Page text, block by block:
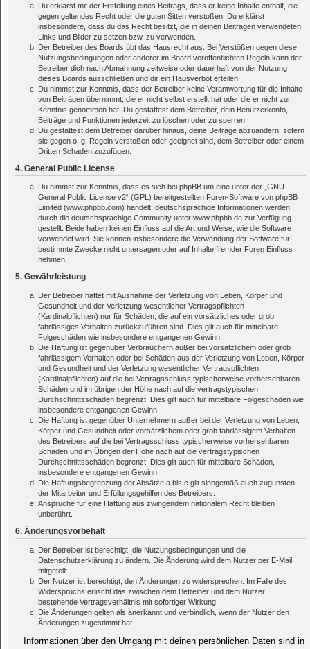
Du erklärst mit der Erstellung eines Beitrags, dass er keine Inhalte enthält, die
gegen geltendes Recht oder die guten Sitten verstoßen. Du erklärst
insbesondere, dass du das Recht besitzt, die in deinen Beiträgen verwendeten
Links und Bilder zu setzen bzw. zu verwenden.
Der Betreiber des Boards übt das Hausrecht aus. Bei Verstößen gegen diese
Nutzungsbedingungen oder anderer im Board veröffentlichten Regeln kann der
Betreiber dich nach Abmahnung zeitweise oder dauerhaft von der Nutzung
dieses Boards ausschließen und dir ein Hausverbot erteilen.
Du nimmst zur Kenntnis, dass der Betreiber keine Verantwortung für die Inhalte
von Beiträgen übernimmt, die er nicht selbst erstellt hat oder die er nicht zur
Kenntnis genommen hat. Du gestattest dem Betreiber, dein Benutzerkonto,
Beiträge und Funktionen jederzeit zu löschen oder zu sperren.
Du gestattest dem Betreiber darüber hinaus, deine Beiträge abzuändern, sofern
sie gegen o. g. Regeln verstoßen oder geeignet sind, dem Betreiber oder einem
Dritten Schaden zuzufügen.
4. General Public License
Du nimmst zur Kenntnis, dass es sich bei phpBB um eine unter der „ GNU
General Public License v2“ (GPL) bereitgestellten Foren-Software von phpBB
Limited (www.phpbb.com) handelt; deutschsprachige Informationen werden
durch die deutschsprachige Community unter www.phpbb.de zur Verfügung
gestellt. Beide haben keinen Einfluss auf die Art und Weise, wie die Software
verwendet wird. Sie können insbesondere die Verwendung der Software für
bestimmte Zwecke nicht untersagen oder auf Inhalte fremder Foren Einfluss
nehmen.
5. Gewährleistung
Der Betreiber haftet mit Ausnahme der Verletzung von Leben, Körper und
Gesundheit und der Verletzung wesentlicher Vertragspflichten
(Kardinalpflichten) nur für Schäden, die auf ein vorsätzliches oder grob
fahrlässiges Verhalten zurückzuführen sind. Dies gilt auch für mittelbare
Folgeschäden wie insbesondere entgangenen Gewinn.
Die Haftung ist gegenüber Verbrauchern außer bei vorsätzlichem oder grob
fahrlässigem Verhalten oder bei Schäden aus der Verletzung von Leben, Körper
und Gesundheit und der Verletzung wesentlicher Vertragspflichten
(Kardinalpflichten) auf die bei Vertragsschluss typischerweise vorhersehbaren
Schäden und im übrigen der Höhe nach auf die vertragstypischen
Durchschnittsschäden begrenzt. Dies gilt auch für mittelbare Folgeschäden wie
insbesondere entgangenen Gewinn.
Die Haftung ist gegenüber Unternehmern außer bei der Verletzung von Leben,
Körper und Gesundheit oder vorsätzlichem oder grob fahrlässigem Verhalten
des Betreibers auf die bei Vertragsschluss typischerweise vorhersehbaren
Schäden und im Übrigen der Höhe nach auf die vertragstypischen
Durchschnittsschäden begrenzt. Dies gilt auch für mittelbare Schäden,
insbesondere entgangenen Gewinn.
Die Haftungsbegrenzung der Absätze a bis c gilt sinngemäß auch zugunsten
der Mitarbeiter und Erfüllungsgehilfen des Betreibers.
Ansprüche für eine Haftung aus zwingendem nationalem Recht bleiben
unberührt.
6. Änderungsvorbehalt
Der Betreiber ist berechtigt, die Nutzungsbedingungen und die
Datenschutzerklärung zu ändern. Die Änderung wird dem Nutzer per E-Mail
mitgeteilt.
Der Nutzer ist berechtigt, den Änderungen zu widersprechen. Im Falle des
Widerspruchs erlischt das zwischen dem Betreiber und dem Nutzer
bestehende Vertragsverhältnis mit sofortiger Wirkung.
Die Änderungen gelten als anerkannt und verbindlich, wenn der Nutzer den
Änderungen zugestimmt hat.
Informationen über den Umgang mit deinen persönlichen Daten sind in